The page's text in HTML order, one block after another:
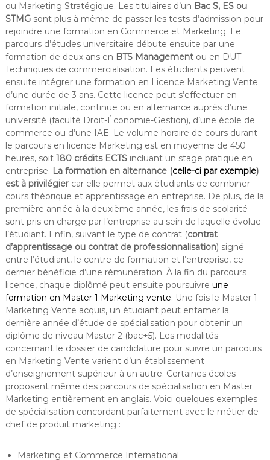
ou Marketing Stratégique. Les titulaires d’un Bac S, ES ou
STMGsont plus à même de passer les tests d’admission pour
rejoindre une formation en Commerce et Marketing. Le
parcours d’études universitaire débute ensuite par une
formation de deux ans en BTS Managementou en DUT
Techniques de commercialisation. Les étudiants peuvent
ensuite intégrer une formation en Licence Marketing Vente
d’une durée de 3 ans. Cette licence peut s’effectuer en
formation initiale, continue ou en alternance auprès d’une
université (faculté Droit-Économie-Gestion), d’une école de
commerce ou d’une IAE. Le volume horaire de cours durant
le parcours en licence Marketing est en moyenne de 450
heures, soit 180 crédits ECTSincluant un stage pratique en
entreprise. La formation en alternance (celle-ci par exemple)
est à privilégiercar elle permet aux étudiants de combiner
cours théorique et apprentissage en entreprise. De plus, de la
première année à la deuxième année, les frais de scolarité
sont pris en charge par l’entreprise au sein de laquelle évolue
l’étudiant. Enfin, suivant le type de contrat (contrat
d’apprentissage ou contrat de professionnalisation) signé
entre l’étudiant, le centre de formation et l’entreprise, ce
dernier bénéficie d’une rémunération. À la fin du parcours
licence, chaque diplômé peut ensuite poursuivre une
formation en Master 1 Marketing vente. Une fois le Master 1
Marketing Vente acquis, un étudiant peut entamer la
dernière année d’étude de spécialisation pour obtenir un
diplôme de niveau Master 2 (bac+5). Les modalités
concernant le dossier de candidature pour suivre un parcours
en Marketing Vente varient d’un établissement
d’enseignement supérieur à un autre. Certaines écoles
proposent même des parcours de spécialisation en Master
Marketing entièrement en anglais. Voici quelques exemples
de spécialisation concordant parfaitement avec le métier de
chef de produit marketing :
Marketing et Commerce International